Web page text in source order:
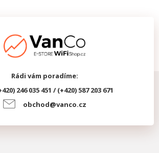
Rádi vám poradíme:
246 035 451 / (+420) 587 203 671
obchod@vanco.cz